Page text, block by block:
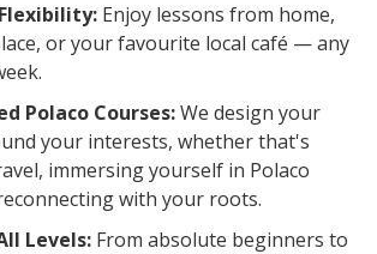
Enjoy lessons from home,
or your favourite local café — any
Polaco Courses:We design your
your interests, whether that's
immersing yourself in Polaco
with your roots.
Levels: From absolute beginners to